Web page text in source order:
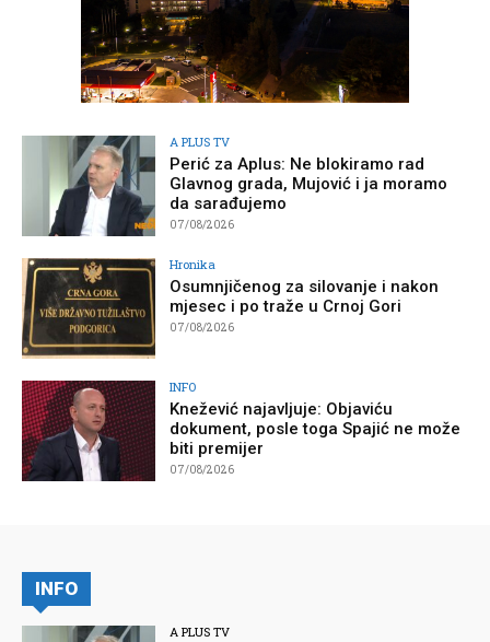
A PLUS TV
Perić za Aplus: Ne blokiramo rad
Glavnog grada, Mujović i ja moramo
da sarađujemo
07/08/2026
Hronika
Osumnjičenog za silovanje i nakon
mjesec i po traže u Crnoj Gori
07/08/2026
INFO
Knežević najavljuje: Objaviću
dokument, posle toga Spajić ne može
biti premijer
07/08/2026
INFO
A PLUS TV